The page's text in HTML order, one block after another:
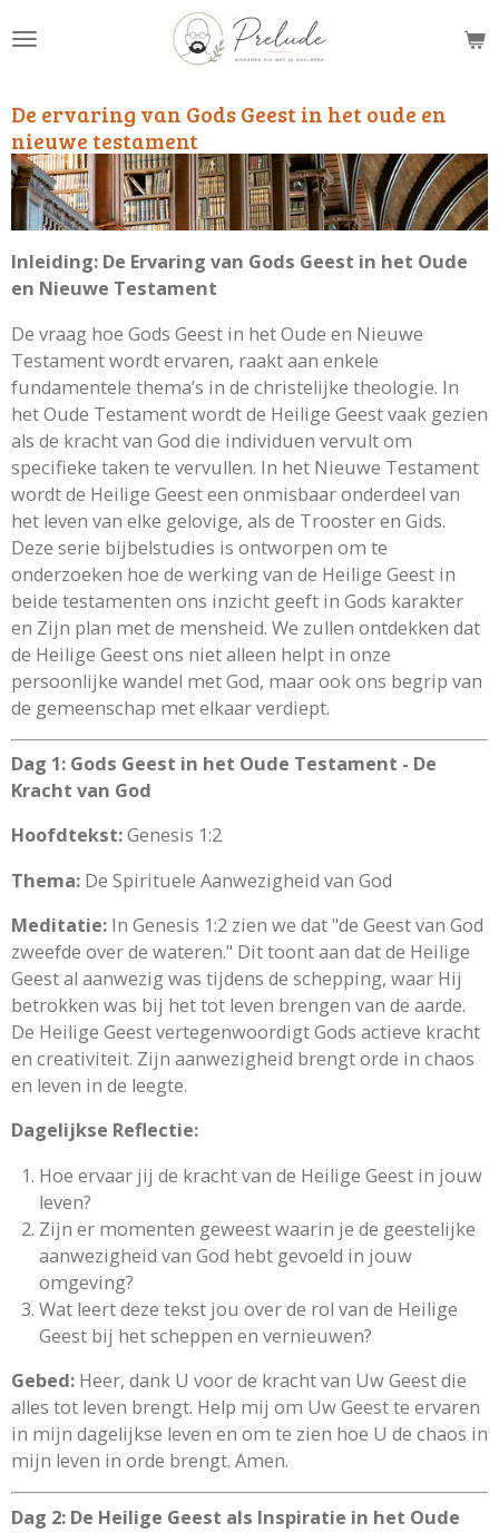
direct
de
hoofdinhoud
De ervaring van Gods Geest in het oude en
nieuwe testament
Inleiding: De Ervaring van Gods Geest in het Oude
en Nieuwe Testament
De vraag hoe Gods Geest in het Oude en Nieuwe
Testament wordt ervaren, raakt aan enkele
fundamentele thema’s in de christelijke theologie. In
het Oude Testament wordt de Heilige Geest vaak gezien
als de kracht van God die individuen vervult om
specifieke taken te vervullen. In het Nieuwe Testament
wordt de Heilige Geest een onmisbaar onderdeel van
het leven van elke gelovige, als de Trooster en Gids.
Deze serie bijbelstudies is ontworpen om te
onderzoeken hoe de werking van de Heilige Geest in
beide testamenten ons inzicht geeft in Gods karakter
en Zijn plan met de mensheid. We zullen ontdekken dat
de Heilige Geest ons niet alleen helpt in onze
persoonlijke wandel met God, maar ook ons begrip van
de gemeenschap met elkaar verdiept.
Dag 1: Gods Geest in het Oude Testament - De
Kracht van God
Hoofdtekst:Genesis 1:2
Thema: De Spirituele Aanwezigheid van God
Meditatie: In Genesis 1:2 zien we dat "de Geest van God
zweefde over de wateren." Dit toont aan dat de Heilige
Geest al aanwezig was tijdens de schepping, waar Hij
betrokken was bij het tot leven brengen van de aarde.
De Heilige Geest vertegenwoordigt Gods actieve kracht
en creativiteit. Zijn aanwezigheid brengt orde in chaos
en leven in de leegte.
Dagelijkse Reflectie:
Hoe ervaar jij de kracht van de Heilige Geest in jouw
leven?
Zijn er momenten geweest waarin je de geestelijke
aanwezigheid van God hebt gevoeld in jouw
omgeving?
Wat leert deze tekst jou over de rol van de Heilige
Geest bij het scheppen en vernieuwen?
Gebed: Heer, dank U voor de kracht van Uw Geest die
alles tot leven brengt. Help mij om Uw Geest te ervaren
in mijn dagelijkse leven en om te zien hoe U de chaos in
mijn leven in orde brengt. Amen.
Dag 2: De Heilige Geest als Inspiratie in het Oude